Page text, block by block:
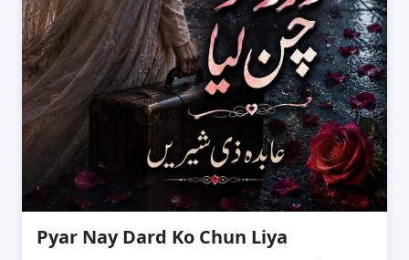
Pyar Nay Dard Ko Chun Liya